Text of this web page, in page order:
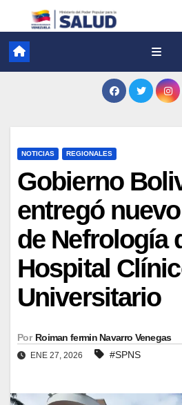
NOTICIAS REGIONALES
Gobierno
entregó
de Nefrología
Hospital
Universitario
Por Roiman fermin Navarro Venegas
ENE 27, 2026 #SPNS